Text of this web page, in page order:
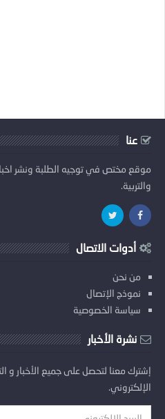
عنا
موقع مختص في توجيه الطلبة ونشر
والتربية.
أدوات الاتصال
من نحن
نموذج الإتصال
سياسة الخصوصية
نشرة الأخبار
إشترك معنا لتحصل على جميع الأخبار و
الإلكتروني.